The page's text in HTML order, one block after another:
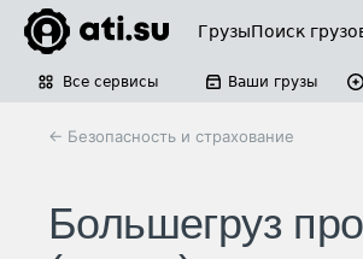
ГрузыПоиск
Все сервисы Ваши грузы
← Безопасность и страхование
Большегруз